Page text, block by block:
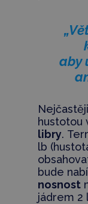
aby
hustotou
libry.
lb
bude
nosnost
jádrem 2